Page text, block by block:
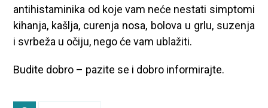
antihistaminika od koje vam neće nestati simptomi
kihanja, kašlja, curenja nosa, bolova u grlu, suzenja
i svrbeža u očiju, nego će vam ublažiti.
Budite dobro – pazite se i dobro informirajte.